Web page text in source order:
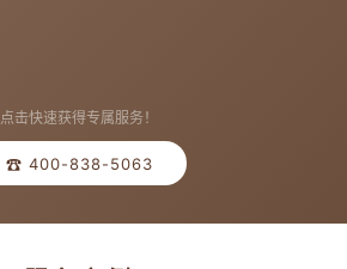
点击快速获得专属服务！
☎ 400-838-5063